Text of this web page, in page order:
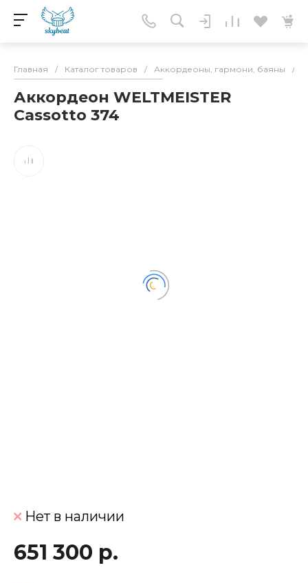
Главная / Каталог товаров / Аккордеоны, гармони, баяны /
Аккордеон WELTMEISTER
Cassotto 374
Нет в наличии
651 300 р.